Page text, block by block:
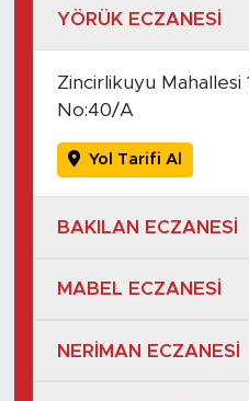
YÖRÜK ECZANESİ
Zincirlikuyu Mahallesi
No:40/A
Yol Tarifi Al
BAKILAN ECZANESİ
MABEL ECZANESİ
NERİMAN ECZANESİ